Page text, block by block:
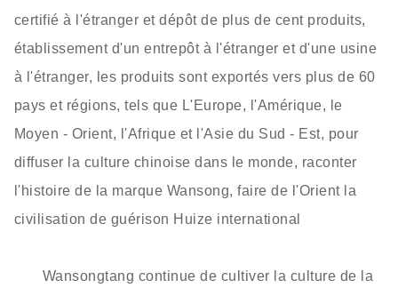
certifié à l'étranger et dépôt de plus de cent produits,
établissement d'un entrepôt à l'étranger et d'une usine
à l'étranger, les produits sont exportés vers plus de 60
pays et régions, tels que L'Europe, l'Amérique, le
Moyen - Orient, l'Afrique et l'Asie du Sud - Est, pour
diffuser la culture chinoise dans le monde, raconter
l'histoire de la marque Wansong, faire de l'Orient la
civilisation de guérison Huize international
Wansongtang continue de cultiver la culture de la